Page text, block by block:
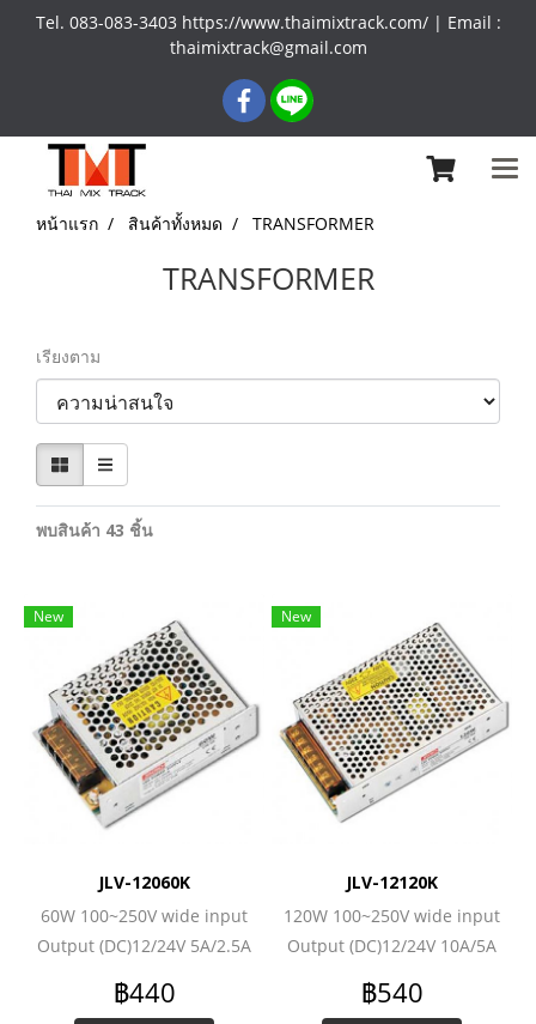
Tel. 083-083-3403 https://www.thaimixtrack.com/ | Email :
thaimixtrack@gmail.com
หน้าแรก สินค้าทั้งหมด TRANSFORMER
TRANSFORMER
เรียงตาม
พบสินค้า 43 ชิ้น
New
JLV-12060K
60W 100~250V wide input
Output (DC)12/24V 5A/2.5A
฿440
New
JLV-12120K
120W 100~250V wide input
Output (DC)12/24V 10A/5A
฿540